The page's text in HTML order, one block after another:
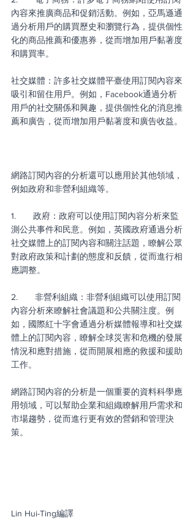
內容來推廣商品和促銷活動。例如，亞馬遜通
過分析用戶的購買歷史和瀏覽行為，提供個性
化的商品推薦和優惠券，從而增加用戶黏著度
和購買率。
社交媒體：許多社交媒體平臺使用訂閱內容來
吸引和留住用戶。例如，Facebook通過分析
用戶的社交關係和興趣，提供個性化的消息推
薦和廣告，從而增加用戶黏著度和廣告收益。
網路訂閱內容的分析還可以應用於其他領域，
例如政府和非營利組織等。
1.       政府：政府可以使用訂閱內容分析來監
測公共事件和民意。例如，英國政府通過分析
社交媒體上的訂閱內容和關注話題，瞭解公眾
對政府政策和計劃的態度和反饋，從而進行相
應調整。
2.       非營利組織：非營利組織可以使用訂閱
內容分析來瞭解社會議題和公共關注度。例
如，國際紅十字會通過分析媒體報導和社交媒
體上的訂閱內容，瞭解全球災害和危機的發展
情況和應對措施，從而開展相應的救援和援助
工作。
網路訂閱內容的分析是一個重要的資料科學應
用領域，可以幫助企業和組織瞭解用戶需求和
市場趨勢，從而進行更有效的營銷和管理決
策。
Lin Hui-Ting編譯